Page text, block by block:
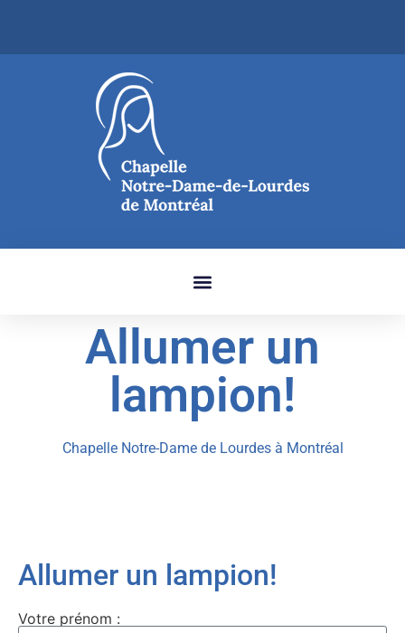
Allumer un
lampion!
Chapelle Notre-Dame de Lourdes à Montréal
Allumer un lampion!
Votre prénom :